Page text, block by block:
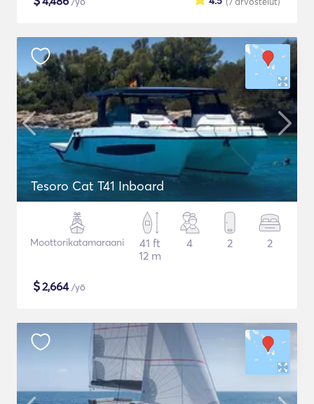
Tesoro Cat T41 Inboard
Moottorikatamaraani
41 ft
12 m
4 2 2
$2,664/yö